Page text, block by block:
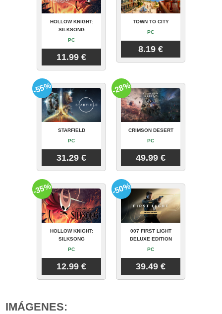
HOLLOW KNIGHT:
SILKSONG
PC
11.99 €
TOWN TO CITY
PC
8.19 €
STARFIELD
PC
31.29 €
-55%
CRIMSON DESERT
PC
49.99 €
-28%
HOLLOW KNIGHT:
SILKSONG
PC
12.99 €
-35%
007 FIRST LIGHT
DELUXE EDITION
PC
39.49 €
-50%
IMÁGENES: